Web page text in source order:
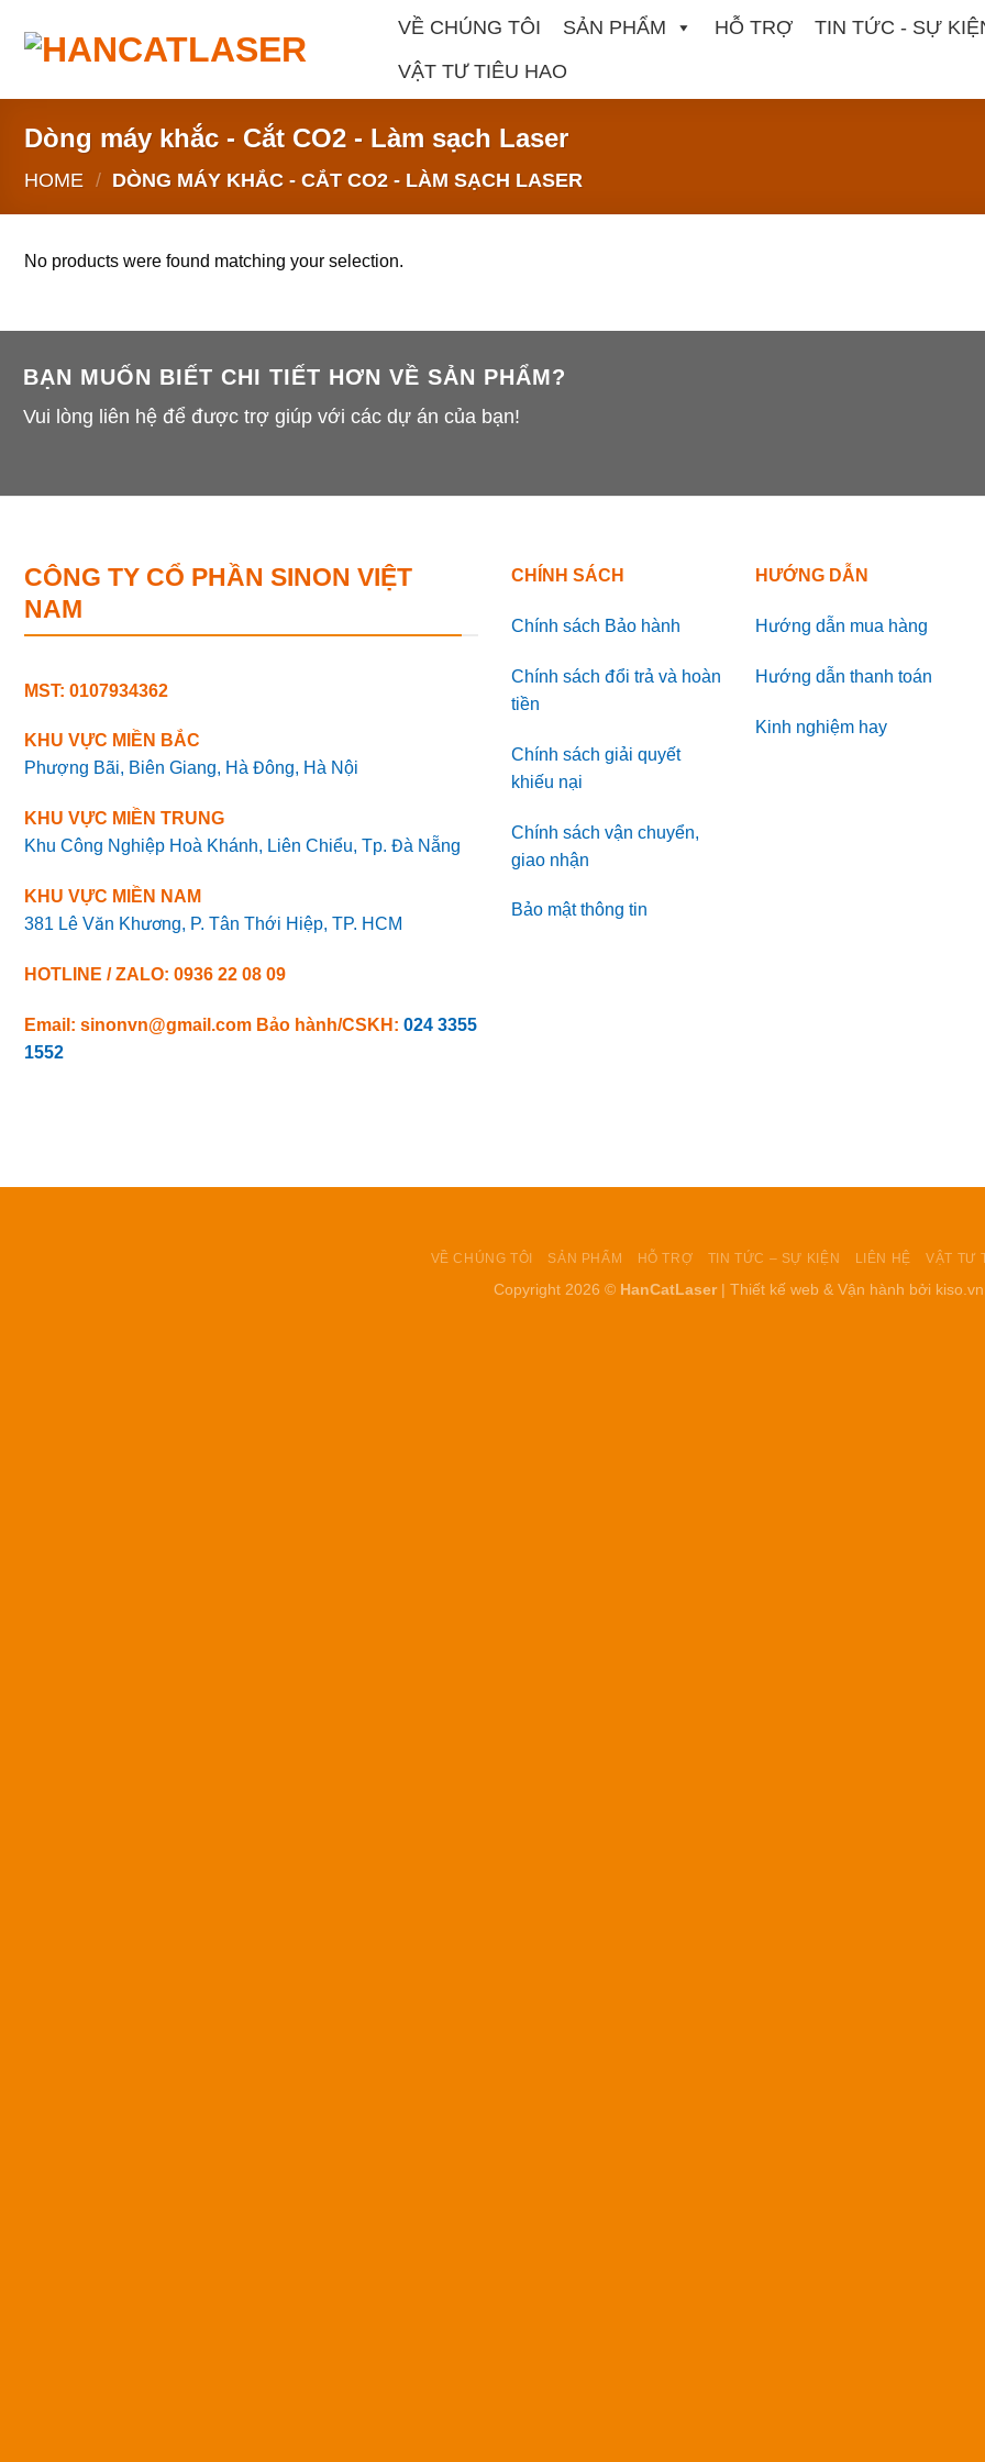
content
VỀ CHÚNG TÔI SẢN PHẨM HỖ TRỢ TIN TỨC - SỰ
VẬT TƯ TIÊU HAO
Dòng máy khắc - Cắt CO2 - Làm sạch Laser
HOME / DÒNG MÁY KHẮC - CẮT CO2 - LÀM SẠCH LASER
No products were found matching your selection.
BẠN MUỐN BIẾT CHI TIẾT HƠN VỀ SẢN PHẨM?
Vui lòng liên hệ để được trợ giúp với các dự án của bạn!
CÔNG TY CỔ PHẦN SINON VIỆT
NAM
MST: 0107934362
KHU VỰC MIỀN BẮC
Phượng Bãi, Biên Giang, Hà Đông, Hà Nội
KHU VỰC MIỀN TRUNG
Khu Công Nghiệp Hoà Khánh, Liên Chiểu, Tp. Đà Nẵng
KHU VỰC MIỀN NAM
381 Lê Văn Khương, P. Tân Thới Hiệp, TP. HCM
HOTLINE / ZALO: 0936 22 08 09
Email: sinonvn@gmail.com Bảo hành/CSKH: 024 3355
1552
CHÍNH SÁCH
Chính sách Bảo hành
Chính sách đổi trả và hoàn
tiền
Chính sách giải quyết
khiếu nại
Chính sách vận chuyển,
giao nhận
Bảo mật thông tin
HƯỚNG DẪN
Hướng dẫn mua hàng
Hướng dẫn thanh toán
Kinh nghiệm hay
VỀ CHÚNG TÔI SẢN PHẨM HỖ TRỢ TIN TỨC – SỰ KIỆN LIÊN HỆ VẬT TƯ
Copyright 2026 © HanCatLaser| Thiết kế web & Vận hành bởi kiso.vn